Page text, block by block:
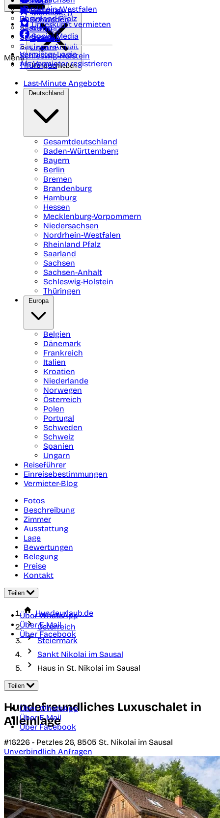
Nordrhein-Westfalen
Rheinland Pfalz
Saarland
Sachsen
Sachsen-Anhalt
Schleswig-Holstein
Thüringen
Portugal
Schweden
Schweiz
Spanien
Ungarn
Merkliste ()
Unterkunft vermieten
Social Media
Vermieter-Login
Als Vermieter registrieren
Menü
Menü schließen
Last-Minute Angebote
Deutschland
Gesamtdeutschland
Baden-Württemberg
Bayern
Berlin
Bremen
Brandenburg
Hamburg
Hessen
Mecklenburg-Vorpommern
Niedersachsen
Nordrhein-Westfalen
Rheinland Pfalz
Saarland
Sachsen
Sachsen-Anhalt
Schleswig-Holstein
Thüringen
Europa
Belgien
Dänemark
Frankreich
Italien
Kroatien
Niederlande
Norwegen
Österreich
Polen
Portugal
Schweden
Schweiz
Spanien
Ungarn
Reiseführer
Einreisebestimmungen
Vermieter-Blog
Fotos
Beschreibung
Zimmer
Ausstattung
Lage
Bewertungen
Belegung
Preise
Kontakt
Teilen
Über WhatsApp
Über E-Mail
Über Facebook
Hundeurlaub.de
Österreich
Steiermark
Sankt Nikolai im Sausal
Haus in St. Nikolai im Sausal
Teilen
Über WhatsApp
Über E-Mail
Über Facebook
Hundefreundliches Luxuschalet in
Alleinlage
#16226 - Petzles 26, 8505 St. Nikolai im Sausal
Unverbindlich Anfragen